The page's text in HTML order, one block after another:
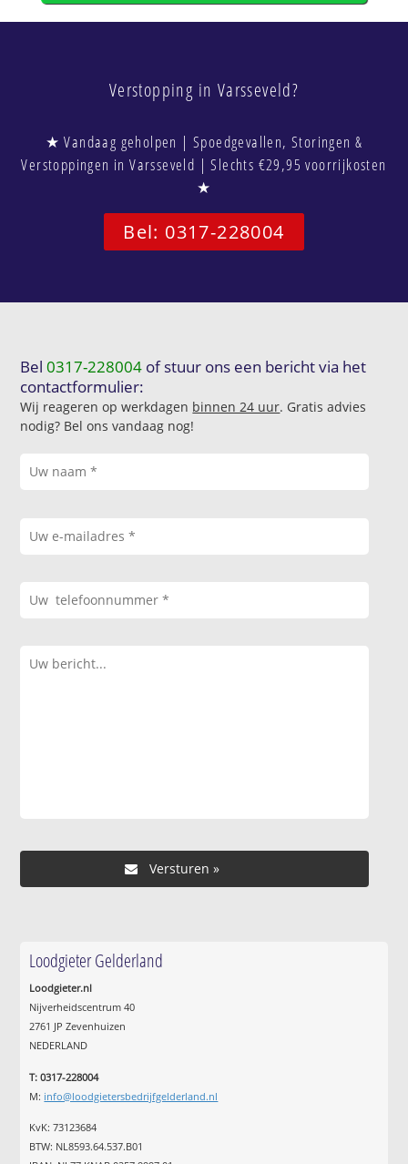
Verstopping in Varsseveld?
★ Vandaag geholpen | Spoedgevallen, Storingen &
Verstoppingen in Varsseveld | Slechts €29,95 voorrijkosten
★
Bel: 0317-228004
Bel0317-228004 of stuur ons een bericht via het
contactformulier:
Wij reageren op werkdagen binnen 24 uur. Gratis advies
nodig? Bel ons vandaag nog!
Loodgieter Gelderland
Loodgieter.nl
Nijverheidscentrum 40
2761 JP Zevenhuizen
NEDERLAND
T: 0317-228004
M: info@loodgietersbedrijfgelderland.nl
KvK: 73123684
BTW: NL8593.64.537.B01